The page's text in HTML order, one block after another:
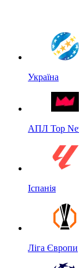
Україна
АПЛ Top
Іспанія
Ліга Європи